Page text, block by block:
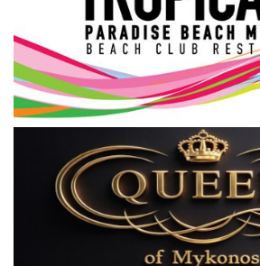
Cost Of Living Crisis
Opinion + Analysis
L’Art des Sens
All News
Local Elections 2023